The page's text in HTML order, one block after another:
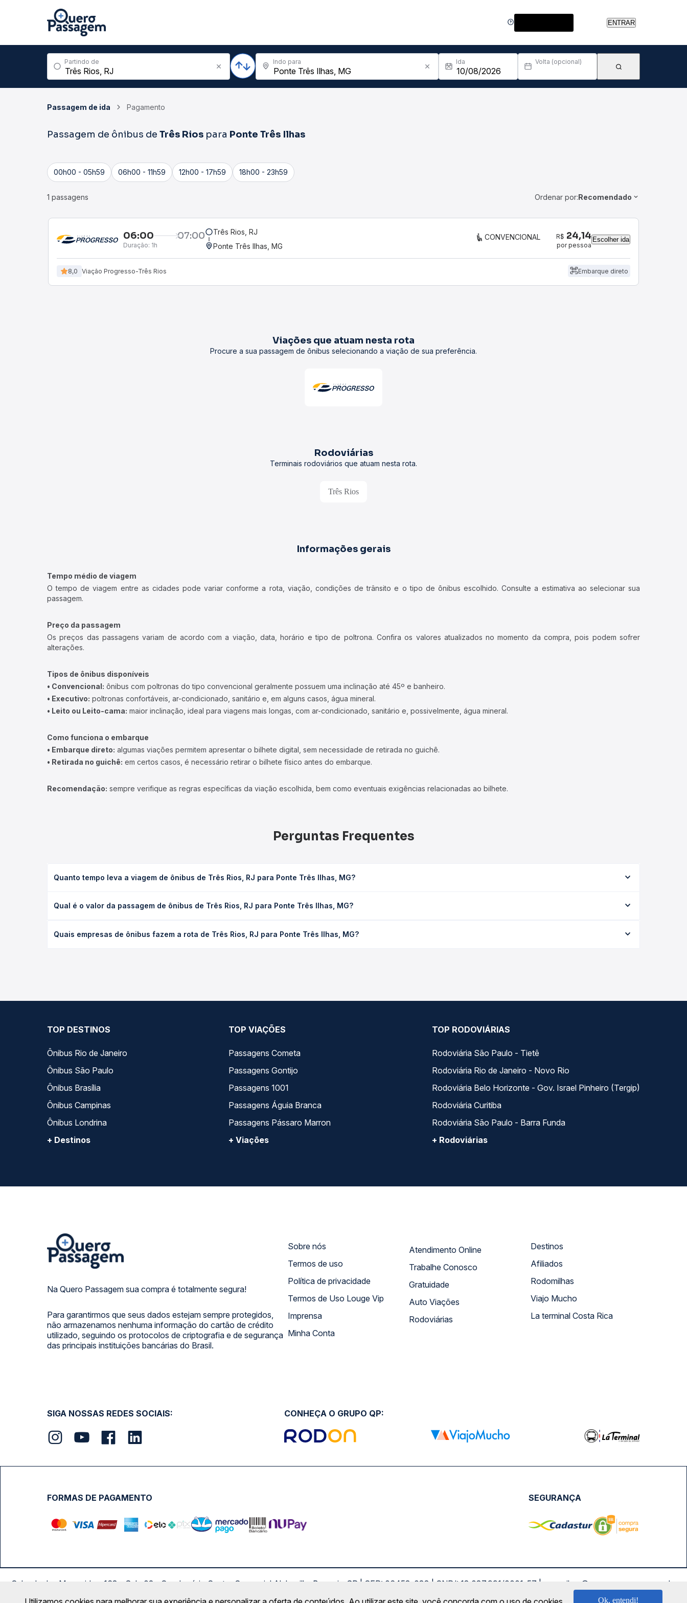
ENTRAR
Partindo de Indo para Ida Volta (opcional)
Passagem de ida Pagamento
Passagem de ônibus de Três Rios para Ponte Três Ilhas
00h00 - 05h59 06h00 - 11h59 12h00 - 17h59 18h00 - 23h59
1 passagens Ordenar por:Recomendado
06:00 07:00
Duração: 1h
Três Rios, RJ
Ponte Três Ilhas, MG
CONVENCIONAL R$ 24,14
por pessoa
Escolher ida
8,0 Viação Progresso-Três Rios Embarque direto
Viações que atuam nesta rota
Procure a sua passagem de ônibus selecionando a viação de sua preferência.
Rodoviárias
Terminais rodoviários que atuam nesta rota.
Três Rios
Informações gerais
Tempo médio de viagem
O tempo de viagem entre as cidades pode variar conforme a rota, viação, condições de trânsito e o tipo de ônibus escolhido. Consulte a estimativa ao selecionar sua
passagem.
Preço da passagem
Os preços das passagens variam de acordo com a viação, data, horário e tipo de poltrona. Confira os valores atualizados no momento da compra, pois podem sofrer
alterações.
Tipos de ônibus disponíveis
• Convencional: ônibus com poltronas do tipo convencional geralmente possuem uma inclinação até 45º e banheiro.
• Executivo: poltronas confortáveis, ar-condicionado, sanitário e, em alguns casos, água mineral.
• Leito ou Leito-cama: maior inclinação, ideal para viagens mais longas, com ar-condicionado, sanitário e, possivelmente, água mineral.
Como funciona o embarque
• Embarque direto: algumas viações permitem apresentar o bilhete digital, sem necessidade de retirada no guichê.
• Retirada no guichê: em certos casos, é necessário retirar o bilhete físico antes do embarque.
Recomendação: sempre verifique as regras específicas da viação escolhida, bem como eventuais exigências relacionadas ao bilhete.
Perguntas Frequentes
Quanto tempo leva a viagem de ônibus de Três Rios, RJ para Ponte Três Ilhas, MG?
e as condições de tráfego. Na Quero Passagem você consulta os horários disponíveis e vê a duração exata de cada opção na data desejada.
Qual é o valor da passagem de ônibus de Três Rios, RJ para Ponte Três Ilhas, MG?
a antecedência da compra. Na Quero Passagem você compara os preços de todas as viações em tempo real e garante a melhor oferta para o seu roteiro.
Quais empresas de ônibus fazem a rota de Três Rios, RJ para Ponte Três Ilhas, MG?
TOP DESTINOS
Ônibus Rio de Janeiro
Ônibus São Paulo
Ônibus Brasília
Ônibus Campinas
Ônibus Londrina
+ Destinos
TOP VIAÇÕES
Passagens Cometa
Passagens Gontijo
Passagens 1001
Passagens Águia Branca
Passagens Pássaro Marron
+ Viações
TOP RODOVIÁRIAS
Rodoviária São Paulo - Tietê
Rodoviária Rio de Janeiro - Novo Rio
Rodoviária Belo Horizonte - Gov. Israel Pinheiro (Tergip)
Rodoviária Curitiba
Rodoviária São Paulo - Barra Funda
+ Rodoviárias
Na Quero Passagem sua compra é totalmente segura!
Para garantirmos que seus dados estejam sempre protegidos,
não armazenamos nenhuma informação do cartão de crédito
utilizado, seguindo os protocolos de criptografia e de segurança
das principais instituições bancárias do Brasil.
Sobre nós
Termos de uso
Política de privacidade
Termos de Uso Louge Vip
Imprensa
Minha Conta
Atendimento Online
Trabalhe Conosco
Gratuidade
Auto Viações
Rodoviárias
Destinos
Afiliados
Rodomilhas
Viajo Mucho
La terminal Costa Rica
SIGA NOSSAS REDES SOCIAIS: CONHEÇA O GRUPO QP:
FORMAS DE PAGAMENTO SEGURANÇA
Calçada das Margaridas, 163 - Sala 02 - Condomínio Centro Comercial Alphaville, Barueri - SP | CEP: 06453-038 | CNPJ: 18.087.991/0001-57 | saconibus@queropassagem.com.br
Copyright 2026 © QueroPassagem.com.br
Ok, entendi!